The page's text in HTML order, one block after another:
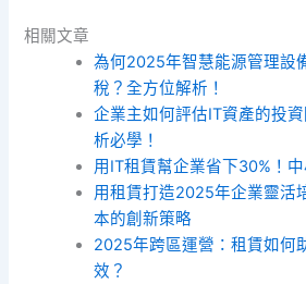
相關文章
為何2025年智慧能源管理設
稅？全方位解析！
企業主如何評估IT資產的投
析必學！
用IT租賃幫企業省下30%！
用租賃打造2025年企業靈活
本的創新策略
2025年跨區運營：租賃如何
效？